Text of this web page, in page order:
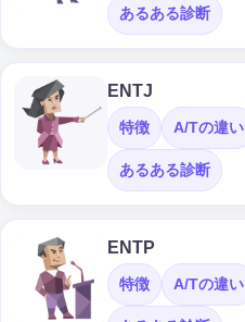
あるある診断
ENTJ
特徴 A/Tの違い
あるある診断
ENTP
特徴 A/Tの違い